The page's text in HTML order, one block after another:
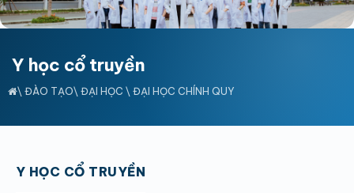
Y học cổ truyền
\ ĐÀO TẠO\ ĐẠI HỌC \ ĐẠI HỌC CHÍNH QUY
Y HỌC CỔ TRUYỀN